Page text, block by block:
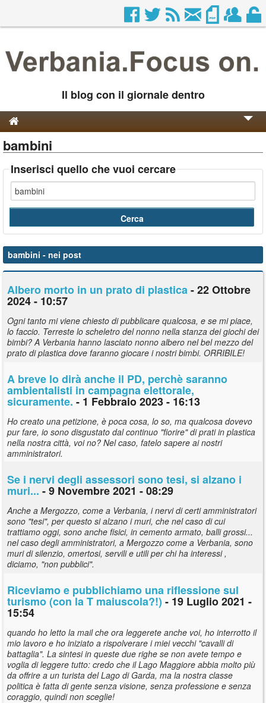
Il blog con il giornale dentro
Genesi e Storia
Contatti
bambini
Inserisci quello che vuoi cercare
bambini - nei post
Albero morto in un prato di plastica- 22 Ottobre
2024 - 10:57
Ogni tanto mi viene chiesto di pubblicare qualcosa, e se mi piace,
lo faccio. Terreste lo scheletro del nonno nella stanza dei giochi dei
bimbi? A Verbania hanno lasciato nonno albero nel bel mezzo del
prato di plastica dove faranno giocare i nostri bimbi. ORRIBILE!
A breve lo dirà anche il PD, perchè saranno
ambientalisti in campagna elettorale,
sicuramente. - 1 Febbraio 2023 - 16:13
Ho creato una petizione, è poca cosa, lo so, ma qualcosa dovevo
pur fare, io sono disgustato dal continuo "fiorire" di prati in plastica
nella nostra città, voi no? Nel caso, fatelo sapere ai nostri
amministratori.
Se i nervi degli assessori sono tesi, si alzano i
muri... - 9 Novembre 2021 - 08:29
Anche a Mergozzo, come a Verbania, i nervi di certi amministratori
sono "tesi", per questo si alzano i muri, che nel caso di cui
trattiamo oggi, sono anche fisici, in cemento armato, balli grossi...
nel caso degli amministratori, a Mergozzo come a Verbania, sono
muri di silenzio, omertosi, servili e utili per chi ha interessi ,
diciamo, "non pubblici".
Riceviamo e pubblichiamo una riflessione sul
turismo (con la T maiuscola?!) - 19 Luglio 2021 -
15:54
quando ho letto la mail che ora leggerete anche voi, ho interrotto il
mio lavoro e ho iniziato a rispolverare i miei vecchi "cavalli di
battaglia". La sintesi in queste due righe se non avete tempo e
voglia di leggere tutto: credo che il Lago Maggiore abbia molto più
da offrire a un turista del Lago di Garda, ma la nostra classe
politica è fatta di gente senza visione, senza professione e senza
coraggio, quindi non sceglie!